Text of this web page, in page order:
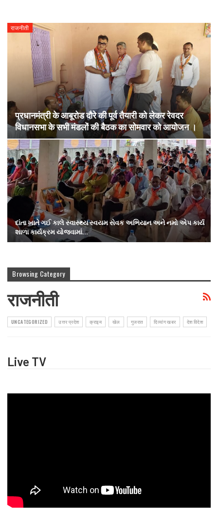
राजनीती
प्रधानमंत्री के आबूरोड दौरे की पूर्व तैयारी को लेकर रेवदर
विधानसभा के सभी मंडलों की बैठक का सोमवार को आयोजन ।
દાંતા ખાતે ગઈ કાલે સ્વાસ્થ્ય સ્વયમ સેવક અભિયાન અને નમો એપ કાર્ય
શાળા કાર્યક્રમ યોજવામાં…
Browsing Category
राजनीती
UNCATEGORIZED उत्तर प्रदेश क्राइम खेल गुजरात दिव्यांग खबर देश विदेश
Live TV